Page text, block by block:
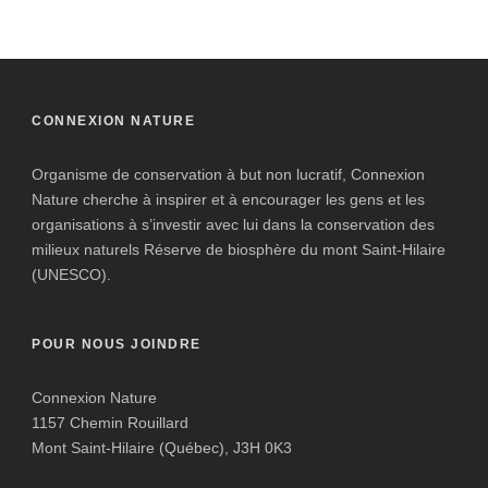
CONNEXION NATURE
Organisme de conservation à but non lucratif, Connexion
Nature cherche à inspirer et à encourager les gens et les
organisations à s’investir avec lui dans la conservation des
milieux naturels Réserve de biosphère du mont Saint-Hilaire
(UNESCO).
POUR NOUS JOINDRE
Connexion Nature
1157 Chemin Rouillard
Mont Saint-Hilaire (Québec), J3H 0K3